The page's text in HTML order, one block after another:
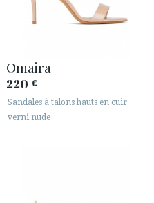
Omaira
220 €
Sandales à talons hauts en cuir
verni nude